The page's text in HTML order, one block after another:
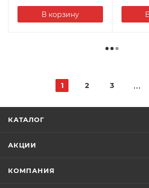
В корзину
1 2 3
КАТАЛОГ
АКЦИИ
КОМПАНИЯ